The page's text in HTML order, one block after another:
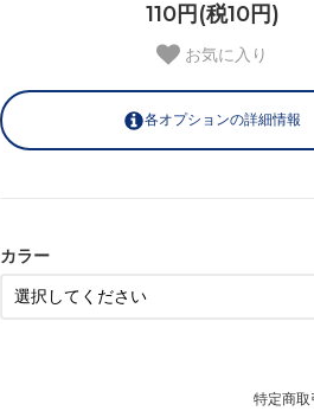
110円(税10円)
お気に入り
各オプションの詳細情報
カラー
特定商取